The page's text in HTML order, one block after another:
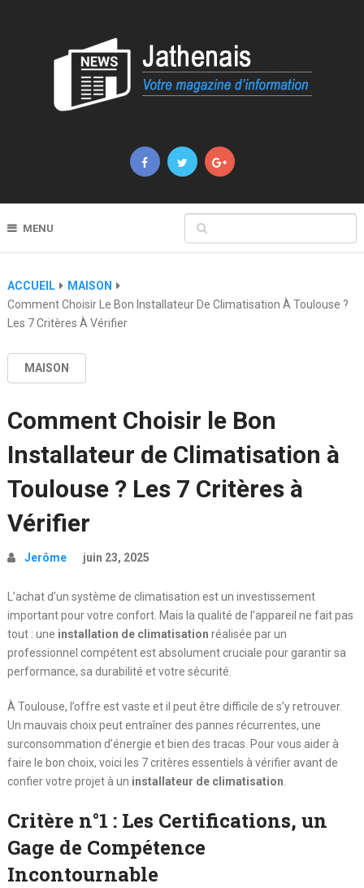
MENU
ACCUEIL
MAISON
Comment Choisir Le Bon Installateur De Climatisation À Toulouse ?
Les 7 Critères À Vérifier
MAISON
Comment Choisir le Bon
Installateur de Climatisation à
Toulouse ? Les 7 Critères à
Vérifier
Jerôme juin 23, 2025
L’achat d’un système de climatisation est un investissement
important pour votre confort. Mais la qualité de l’appareil ne fait pas
tout : une installation de climatisation réalisée par un
professionnel compétent est absolument cruciale pour garantir sa
performance, sa durabilité et votre sécurité.
À Toulouse, l’offre est vaste et il peut être difficile de s’y retrouver.
Un mauvais choix peut entraîner des pannes récurrentes, une
surconsommation d’énergie et bien des tracas. Pour vous aider à
faire le bon choix, voici les 7 critères essentiels à vérifier avant de
confier votre projet à un installateur de climatisation
Critère n°1 : Les Certifications, un
Gage de Compétence
Incontournable